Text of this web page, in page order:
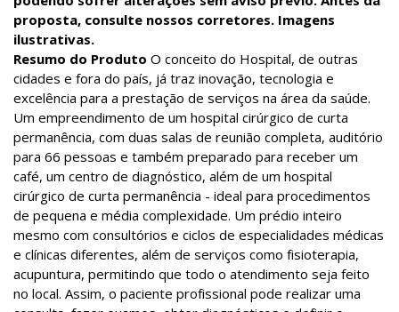
proposta, consulte nossos corretores. Imagens
ilustrativas.
Resumo do Produto O conceito do Hospital, de outras
cidades e fora do país, já traz inovação, tecnologia e
excelência para a prestação de serviços na área da saúde.
Um empreendimento de um hospital cirúrgico de curta
permanência, com duas salas de reunião completa, auditório
para 66 pessoas e também preparado para receber um
café, um centro de diagnóstico, além de um hospital
cirúrgico de curta permanência - ideal para procedimentos
de pequena e média complexidade. Um prédio inteiro
mesmo com consultórios e ciclos de especialidades médicas
e clínicas diferentes, além de serviços como fisioterapia,
acupuntura, permitindo que todo o atendimento seja feito
no local. Assim, o paciente profissional pode realizar uma